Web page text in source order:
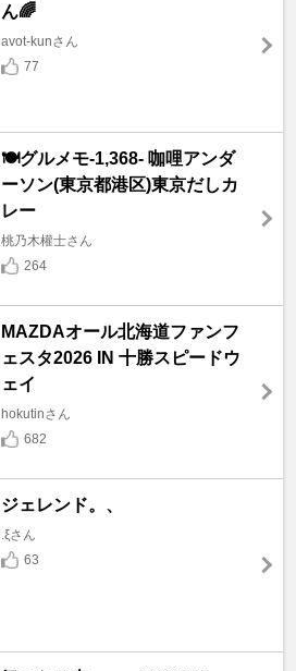
ん🌈
avot-kunさん
77
🍽️グルメモ-1,368- 咖哩アンダ
ーソン(東京都港区)東京だしカ
レー
桃乃木權士さん
264
MAZDAオール北海道ファンフ
ェスタ2026 IN 十勝スピードウ
ェイ
hokutinさん
682
ジェレンド。、
.ξさん
63